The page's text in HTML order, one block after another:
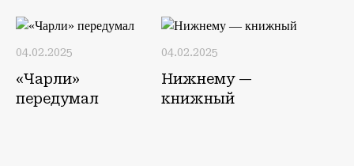
04.02.2025
«Чарли»
передумал
04.02.2025
Нижнему —
книжный